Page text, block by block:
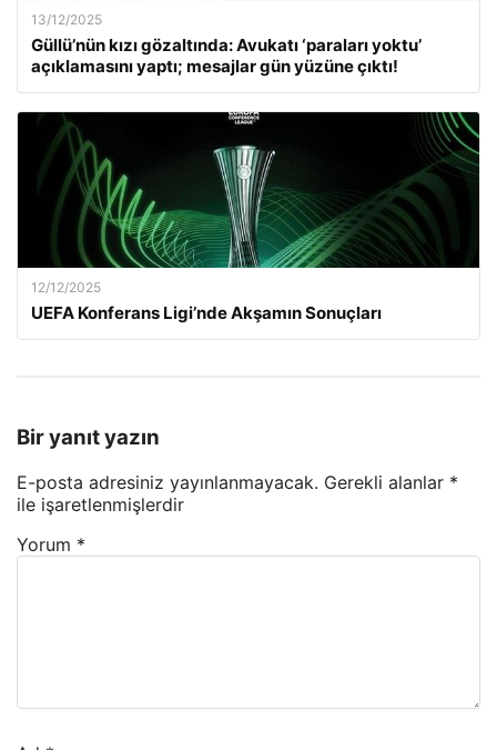
13/12/2025
Güllü’nün kızı gözaltında: Avukatı ‘paraları yoktu’
açıklamasını yaptı; mesajlar gün yüzüne çıktı!
12/12/2025
UEFA Konferans Ligi’nde Akşamın Sonuçları
Bir yanıt yazın
E-posta adresiniz yayınlanmayacak. Gerekli alanlar *
ile işaretlenmişlerdir
Yorum *